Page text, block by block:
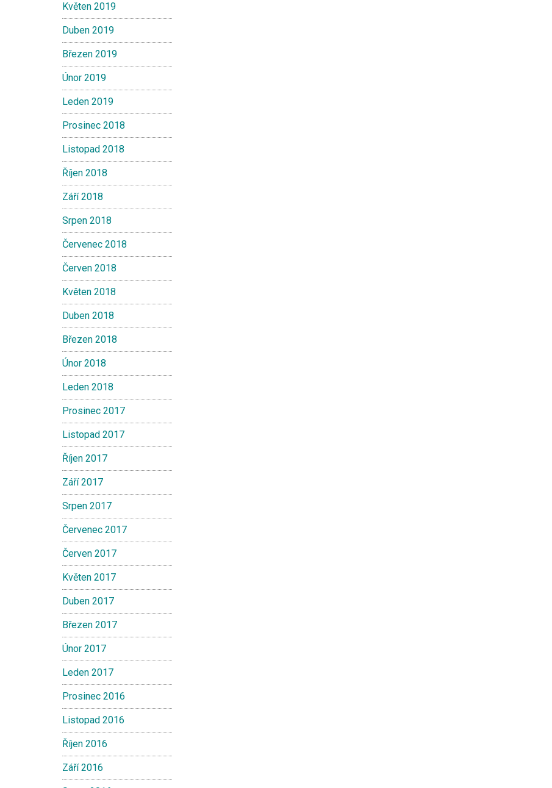
Květen 2019
Duben 2019
Březen 2019
Únor 2019
Leden 2019
Prosinec 2018
Listopad 2018
Říjen 2018
Září 2018
Srpen 2018
Červenec 2018
Červen 2018
Květen 2018
Duben 2018
Březen 2018
Únor 2018
Leden 2018
Prosinec 2017
Listopad 2017
Říjen 2017
Září 2017
Srpen 2017
Červenec 2017
Červen 2017
Květen 2017
Duben 2017
Březen 2017
Únor 2017
Leden 2017
Prosinec 2016
Listopad 2016
Říjen 2016
Září 2016